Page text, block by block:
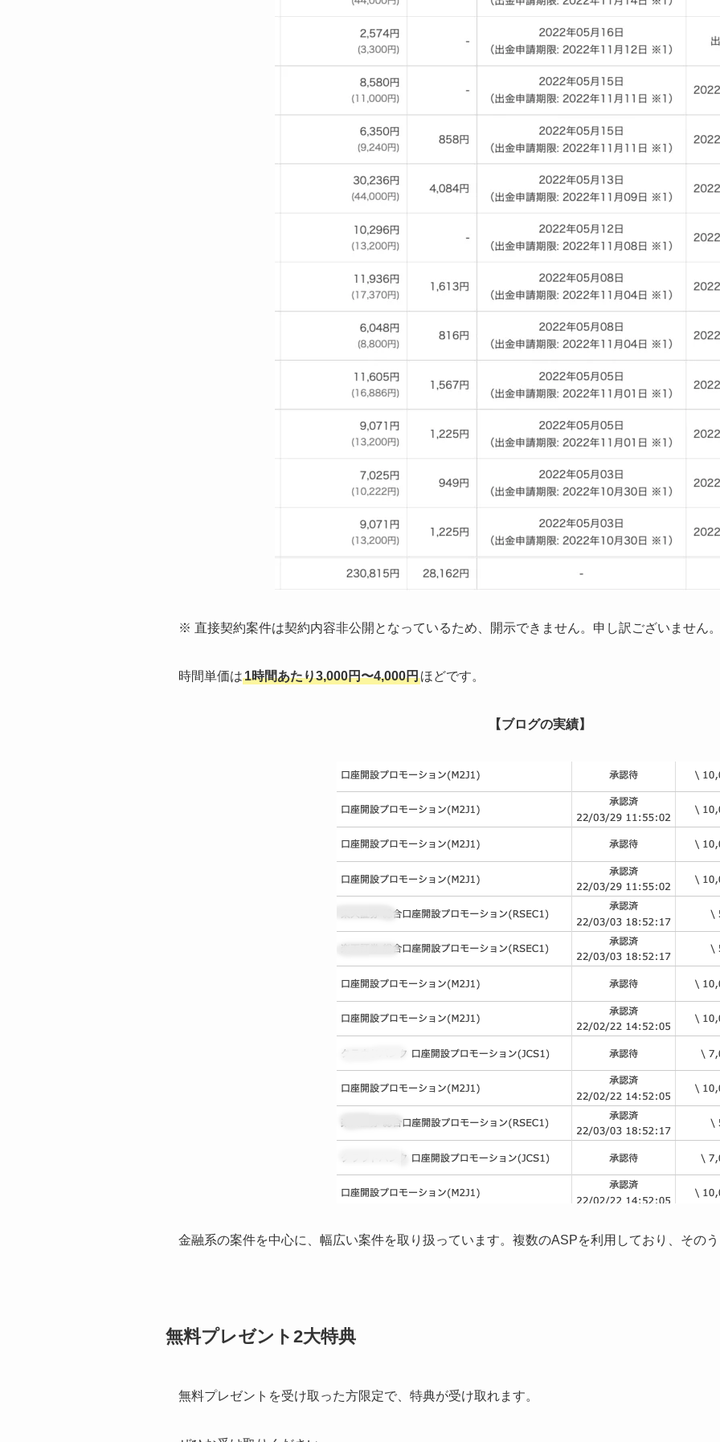
※ 直接契約案件は契約内容非公開となっているため、開示できません。申し訳ございません
時間単価は1時間あたり3,000円〜4,000円ほどです。
【ブログの実績】
金融系の案件を中心に、幅広い案件を取り扱っています。複数のASPを利用しており、その
無料プレゼント2大特典
無料プレゼントを受け取った方限定で、特典が受け取れます。